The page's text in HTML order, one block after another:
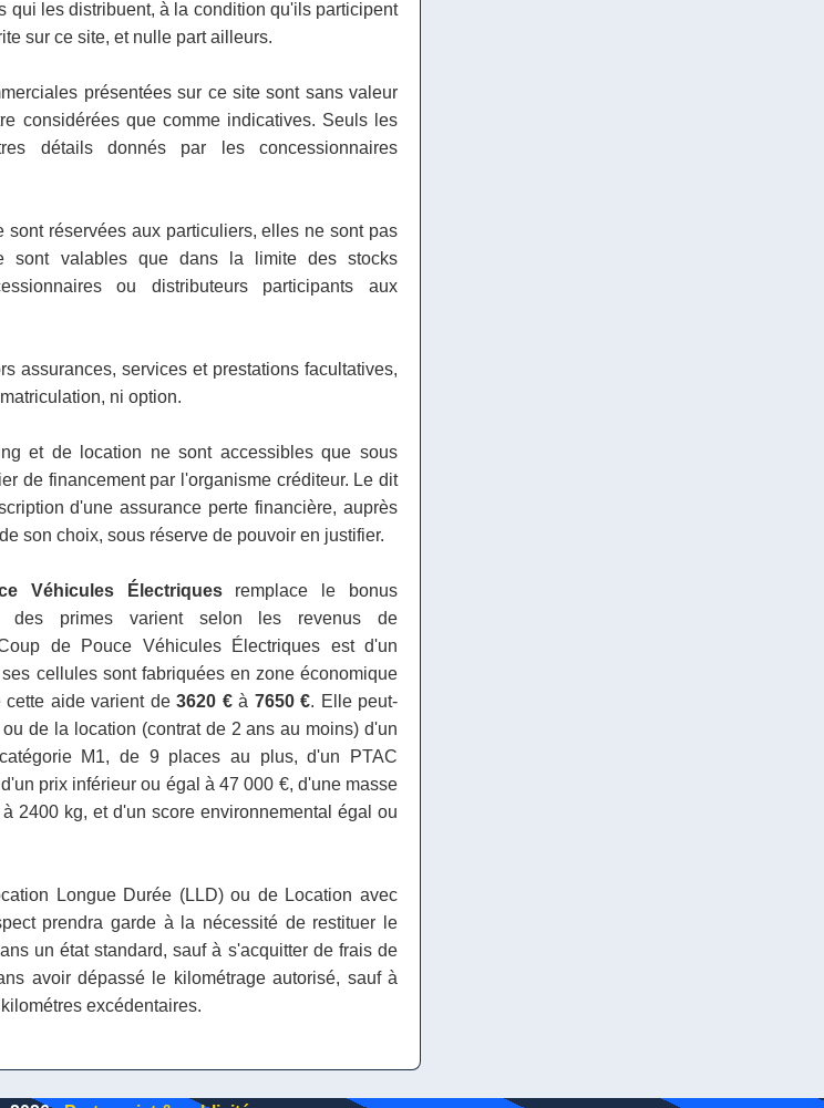
qui les distribuent, à la condition qu'ils participent
sur ce site, et nulle part ailleurs.
présentées sur ce site sont sans valeur
considérées que comme indicatives. Seuls les
détails donnés par les concessionnaires
sont réservées aux particuliers, elles ne sont pas
sont valables que dans la limite des stocks
ou distributeurs participants aux
assurances, services et prestations facultatives,
ni option.
et de location ne sont accessibles que sous
de financement par l'organisme créditeur. Le dit
d'une assurance perte financière, auprès
son choix, sous réserve de pouvoir en justifier.
Véhicules Électriquesremplace le bonus
des primes varient selon les revenus de
de Pouce Véhicules Électriques est d'un
cellules sont fabriquées en zone économique
cette aide varient de 3620 €à 7650 €. Elle peut-
de la location (contrat de 2 ans au moins) d'un
M1, de 9 places au plus, d'un PTAC
prix inférieur ou égal à 47 000 €, d'une masse
2400 kg, et d'un score environnemental égal ou
Longue Durée (LLD) ou de Location avec
prendra garde à la nécessité de restituer le
un état standard, sauf à s'acquitter de frais de
avoir dépassé le kilométrage autorisé, sauf à
excédentaires.